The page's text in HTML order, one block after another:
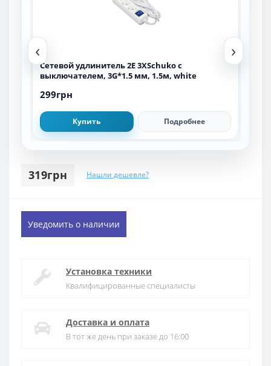
‹
Сетевой удлинитель 2E 3XSchuko с
выключателем, 3G*1.5 мм, 1.5м, white
299грн
Купить Подробнее
›
319грн Нашли дешевле?
Уведомить о наличии
Установка техники
Квалифицированные специалисты
Доставка и оплата
В тот же день при заказе до 16:00